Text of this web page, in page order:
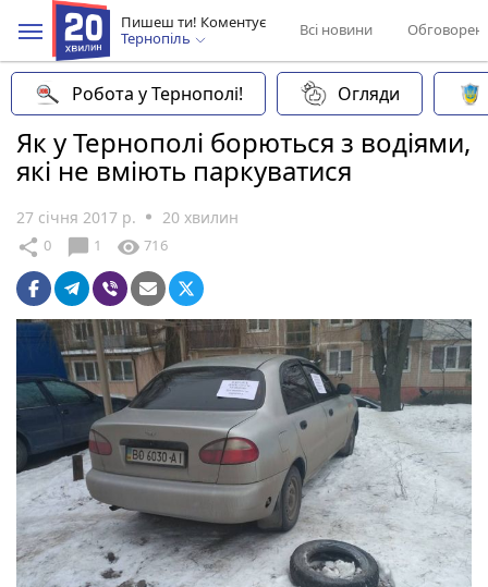
Пишеш ти! Коментує
Тернопіль
Всі новини
Робота у Тернополі! Огляди
Як у Тернополі борються з водіями,
які не вміють паркуватися
27 січня 2017 р. 20 хвилин
share 0 chat_bubble 1 visibility 716